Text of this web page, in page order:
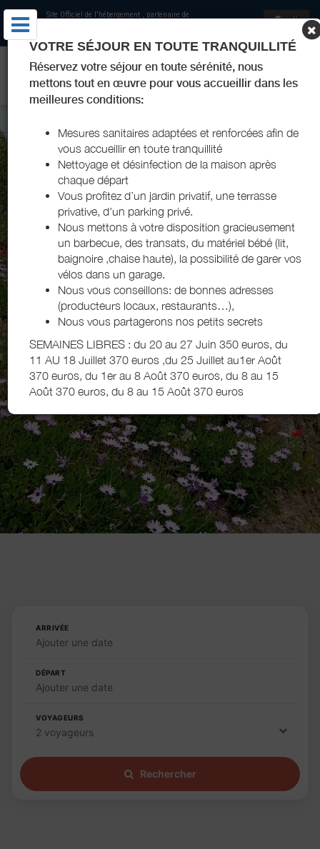
Site Officiel de l'hébergement , partenaire de
DOMAINE DE MARODI - BAIGNES-SAINTE-RADEGONDE - SUD
CHARENTE
VOTRE SÉJOUR EN TOUTE TRANQUILLITÉ
Réservez votre séjour en toute sérénité, nous
mettons tout en œuvre pour vous accueillir dans les
meilleures conditions:
Mesures sanitaires adaptées et renforcées afin de
vous accueillir en toute tranquillité
Nettoyage et désinfection de la maison après
chaque départ
Vous profitez d’un jardin privatif, une terrasse
privative, d'un parking privé.
Nous mettons à votre disposition gracieusement
un barbecue, des transats, du matériel bébé (lit,
baignoire ,chaise haute), la possibilité de garer vos
vélos dans un garage.
Nous vous conseillons: de bonnes adresses
(producteurs locaux, restaurants…),
Nous vous partagerons nos petits secrets
SEMAINES LIBRES : du 20 au 27 Juin 350 euros, du
11 AU 18 Juillet 370 euros ,du 25 Juillet au1er Août
370 euros, du 1er au 8 Août 370 euros, du 8 au 15
Août 370 euros, du 8 au 15 Août 370 euros
DOMAINE DE MARODI - BAIGNES-
SAINTE-RADEGONDE
Locations de vacances pour 2 personnes à Baignes-Sainte-
Découvrir
ARRIVÉE
Ajouter une date
DÉPART
Ajouter une date
VOYAGEURS
2 voyageurs
Rechercher